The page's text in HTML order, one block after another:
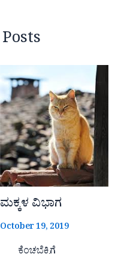
ಮಕ್ಕಳ ವಿಭಾಗ
October 19, 2019